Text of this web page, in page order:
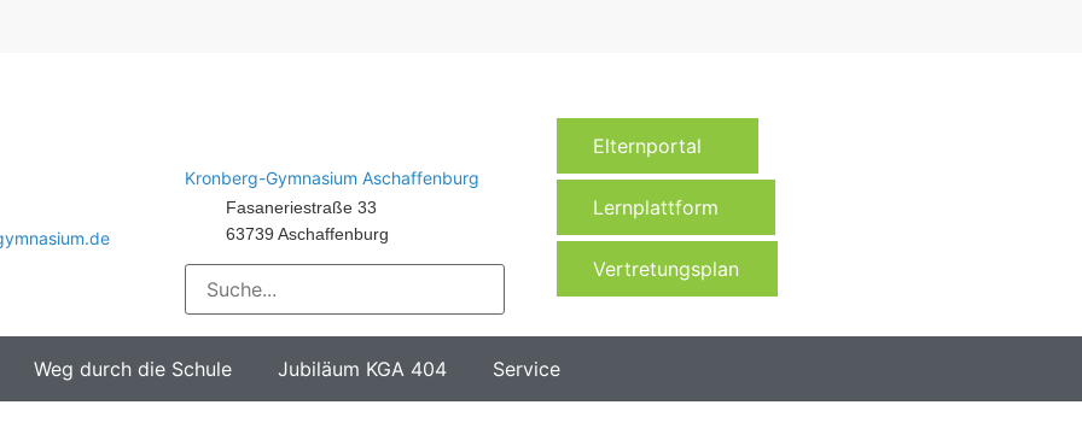
Kronberg-Gymnasium Aschaffenburg
Fasaneriestraße 33
63739 Aschaffenburg
Elternportal
Lernplattform
Vertretungsplan
Weg durch die Schule Jubiläum KGA 404 Service